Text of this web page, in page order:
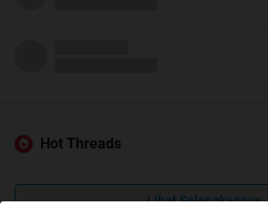
Hot Threads
Lihat Selengkapnya